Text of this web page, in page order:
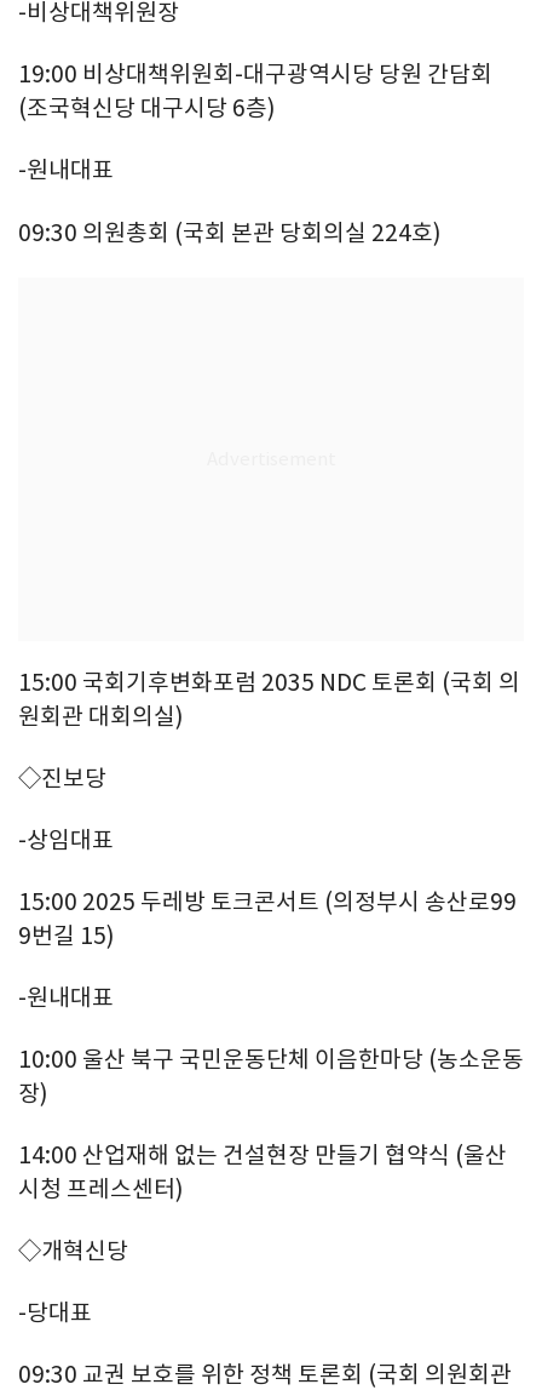
-비상대책위원장
19:00 비상대책위원회-대구광역시당 당원 간담회
(조국혁신당 대구시당 6층)
-원내대표
09:30 의원총회 (국회 본관 당회의실 224호)
15:00 국회기후변화포럼 2035 NDC 토론회 (국회 의
원회관 대회의실)
◇진보당
-상임대표
15:00 2025 두레방 토크콘서트 (의정부시 송산로99
9번길 15)
-원내대표
10:00 울산 북구 국민운동단체 이음한마당 (농소운동
장)
14:00 산업재해 없는 건설현장 만들기 협약식 (울산
시청 프레스센터)
◇개혁신당
-당대표
09:30 교권 보호를 위한 정책 토론회 (국회 의원회관